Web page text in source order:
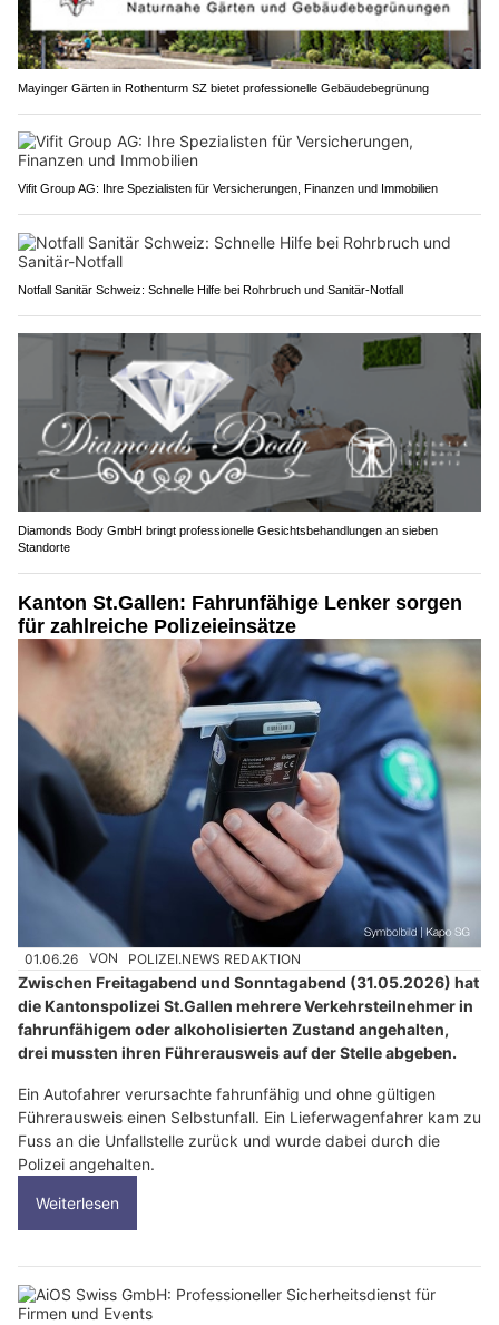
Mayinger Gärten in Rothenturm SZ bietet professionelle Gebäudebegrünung
Vifit Group AG: Ihre Spezialisten für Versicherungen, Finanzen und Immobilien
Notfall Sanitär Schweiz: Schnelle Hilfe bei Rohrbruch und Sanitär-Notfall
Diamonds Body GmbH bringt professionelle Gesichtsbehandlungen an sieben
Standorte
Kanton St.Gallen: Fahrunfähige Lenker sorgen
für zahlreiche Polizeieinsätze
01.06.26 VON POLIZEI.NEWS REDAKTION
Zwischen Freitagabend und Sonntagabend (31.05.2026) hat
die Kantonspolizei St.Gallen mehrere Verkehrsteilnehmer in
fahrunfähigem oder alkoholisierten Zustand angehalten,
drei mussten ihren Führerausweis auf der Stelle abgeben.
Ein Autofahrer verursachte fahrunfähig und ohne gültigen
Führerausweis einen Selbstunfall. Ein Lieferwagenfahrer kam zu
Fuss an die Unfallstelle zurück und wurde dabei durch die
Polizei angehalten.
Weiterlesen